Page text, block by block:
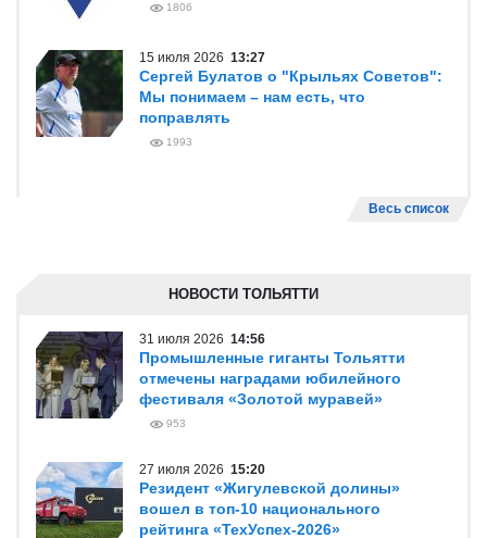
1806
15 июля 2026 13:27
Сергей Булатов о "Крыльях Советов":
Мы понимаем – нам есть, что
поправлять
1993
Весь список
НОВОСТИ ТОЛЬЯТТИ
31 июля 2026 14:56
Промышленные гиганты Тольятти
отмечены наградами юбилейного
фестиваля «Золотой муравей»
953
27 июля 2026 15:20
Резидент «Жигулевской долины»
вошел в топ-10 национального
рейтинга «ТехУспех-2026»